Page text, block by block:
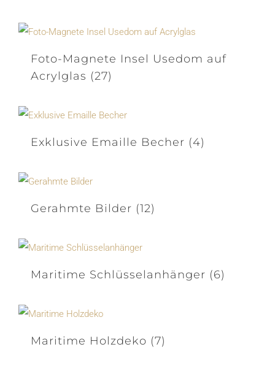
Foto-Magnete Insel Usedom auf
Acrylglas (27)
Exklusive Emaille Becher (4)
Gerahmte Bilder (12)
Maritime Schlüsselanhänger (6)
Maritime Holzdeko (7)